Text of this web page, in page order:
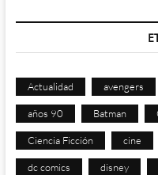
Actualidad avengers
años 90 Batman
Ciencia Ficción cine
dc comics disney